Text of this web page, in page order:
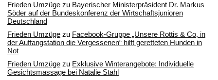
Frieden Umzüge zu Bayerischer Ministerpräsident Dr. Markus
Söder auf der Bundeskonferenz der Wirtschaftsjunioren
Deutschland
Frieden Umzüge zu Facebook-Gruppe „Unsere Rottis & Co, in
der Auffangstation die Vergessenen“ hilft geretteten Hunden in
Not
Frieden Umzüge zu Exklusive Winterangebote: Individuelle
Gesichtsmassage bei Natalie Stahl